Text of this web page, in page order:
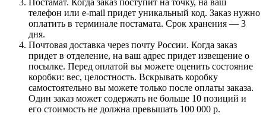
телефон или e-mail придет уникальный код. Заказ нужно
оплатить в терминале постамата. Срок хранения — 3
дня.
Почтовая доставка через почту России. Когда заказ
придет в отделение, на ваш адрес придет извещение о
посылке. Перед оплатой вы можете оценить состояние
коробки: вес, целостность. Вскрывать коробку
самостоятельно вы можете только после оплаты заказа.
Один заказ может содержать не больше 10 позиций и
его стоимость не должна превышать 100 000 р.